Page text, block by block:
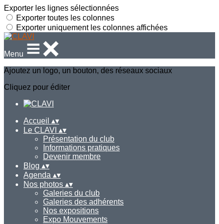
Exporter les lignes sélectionnées
Exporter toutes les colonnes
Exporter uniquement les colonnes affichées
Menu
Ajoutez un logo, un bouton, des réseaux sociaux
Cliquez pour éditer
Accueil ▴▾
Le CLAVI ▴▾
Présentation du club
Informations pratiques
Devenir membre
Blog ▴▾
Agenda ▴▾
Nos photos ▴▾
Galeries du club
Galeries des adhérents
Nos expositions
Expo Mouvements